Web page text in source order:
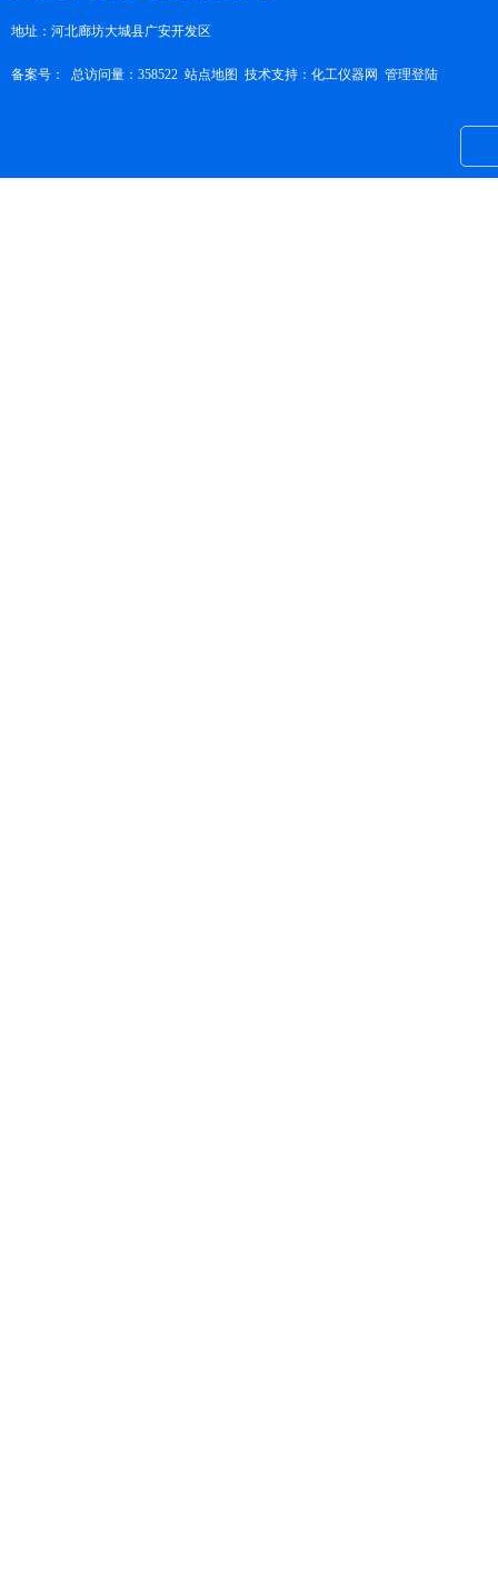
地址：河北廊坊大城县广安开发区
备案号： 总访问量：358522 站点地图 技术支持： 化工仪器网 管理登陆